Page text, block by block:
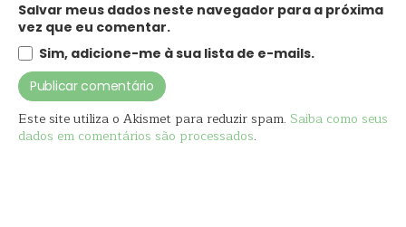
Salvar meus dados neste navegador para a próxima
vez que eu comentar.
Sim, adicione-me à sua lista de e-mails.
Este site utiliza o Akismet para reduzir spam. Saiba como seus
dados em comentários são processados.